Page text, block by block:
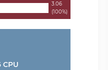
3.06
(100%)